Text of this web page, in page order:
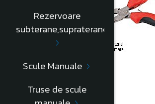
Rezervoare
subterane,supraterane
Scule Manuale
Truse de scule